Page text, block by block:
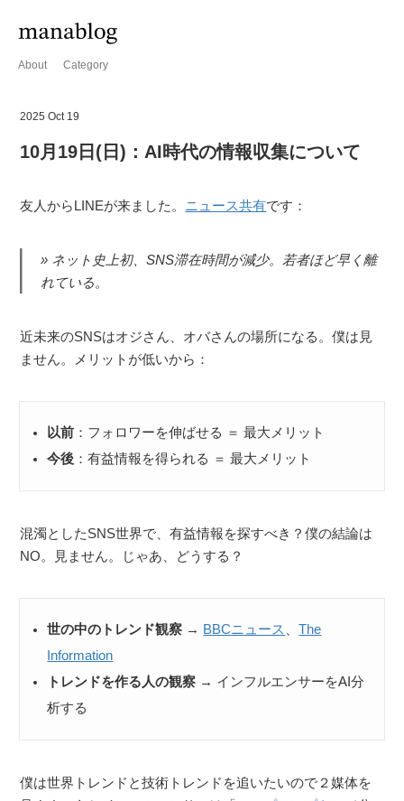
About Category
2025 Oct 19
10月19日(日)：AI時代の情報収集について
友人からLINEが来ました。 ニュース共有です：
ネット史上初、SNS滞在時間が減少。若者ほど早く離
れている。
近未来のSNSはオジさん、オバさんの場所になる。僕は見
ません。メリットが低いから：
以前 ：フォロワーを伸ばせる ＝ 最大メリット
今後 ：有益情報を得られる ＝ 最大メリット
混濁としたSNS世界で、有益情報を探すべき？僕の結論は
NO。見ません。じゃあ、どうする？
世の中のトレンド観察 → BBCニュース 、The
Information
トレンドを作る人の観察 → インフルエンサーをAI分
析する
僕は世界トレンドと技術トレンドを追いたいので２媒体を